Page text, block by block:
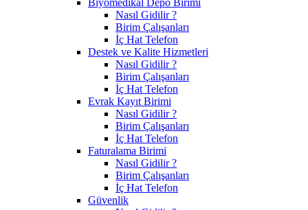
Nasıl Gidilir ?
Birim Çalışanları
İç Hat Telefon
Destek ve Kalite Hizmetleri
Nasıl Gidilir ?
Birim Çalışanları
İç Hat Telefon
Evrak Kayıt Birimi
Nasıl Gidilir ?
Birim Çalışanları
İç Hat Telefon
Faturalama Birimi
Nasıl Gidilir ?
Birim Çalışanları
İç Hat Telefon
Güvenlik